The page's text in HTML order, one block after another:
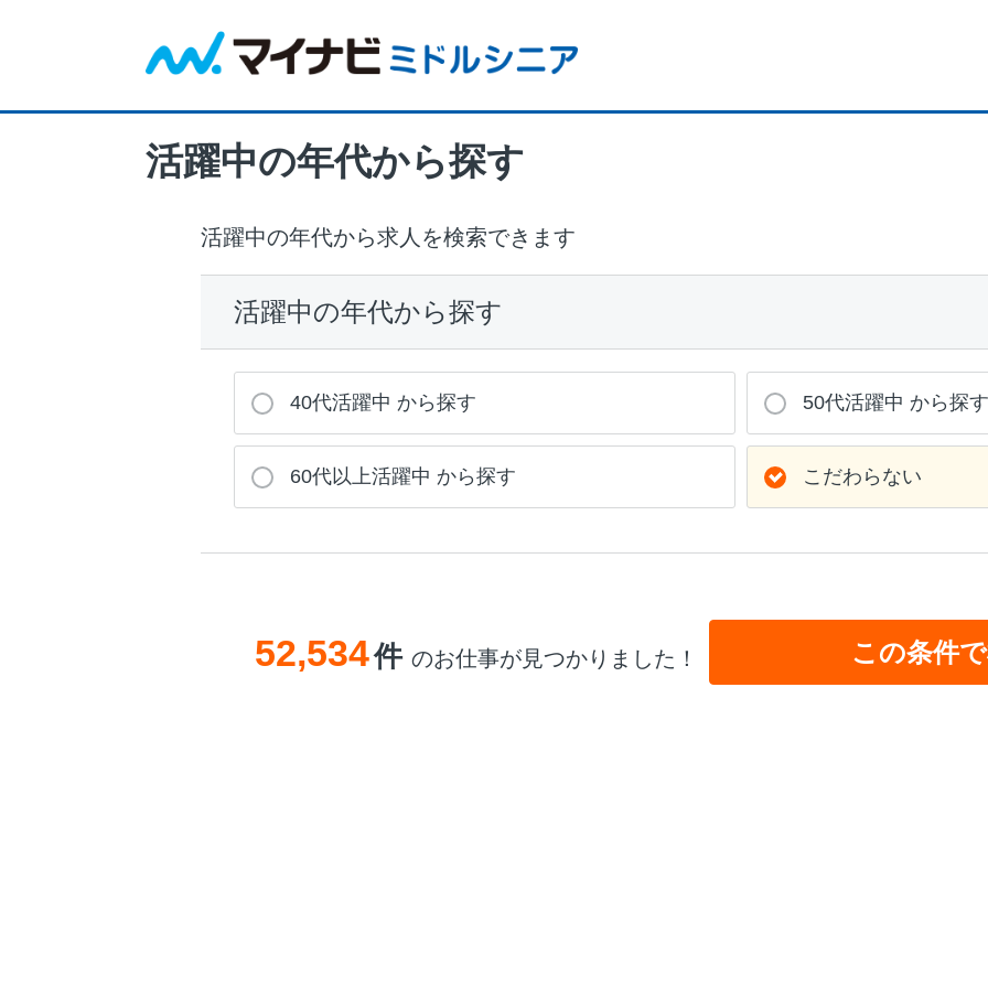
活躍中の年代から探す
活躍中の年代から求人を検索できます
活躍中の年代から探す
40代活躍中 から探す 50代活躍中 から探す
60代以上活躍中 から探す こだわらない
52,534件 のお仕事が見つかりました！ この条件